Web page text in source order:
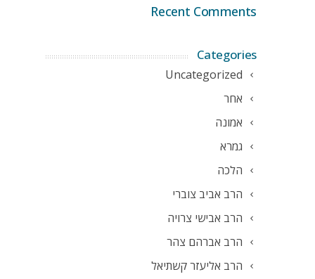
Recent Comments
Categories
Uncategorized
אחר
אמונה
גמרא
הלכה
הרב אביב צוברי
הרב אבישי צרויה
הרב אברהם צהר
הרב אליעזר קשתיאל